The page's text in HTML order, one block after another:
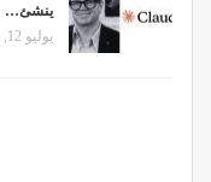
ينشئ…
يوليو 12, 2026